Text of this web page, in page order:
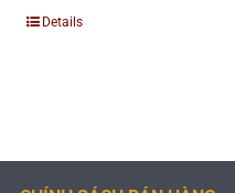
Details